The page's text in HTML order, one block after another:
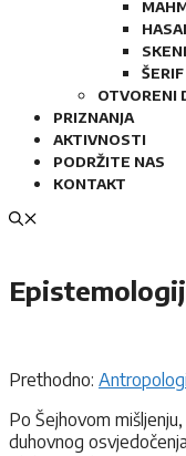
OTVORENI
PRIZNANJA
AKTIVNOSTI
PODRŽITE NAS
KONTAKT
Prethodno:
Po Šejhovom
duhovnog